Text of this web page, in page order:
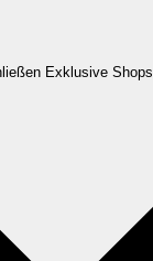
Schließen Exklusive Shops